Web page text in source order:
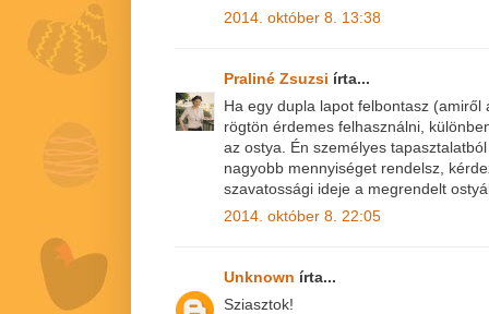
2014. október 8. 13:38
Praliné Zsuzsi írta...
Ha egy dupla lapot felbontasz
rögtön érdemes felhasználni,
az ostya. Én személyes
nagyobb mennyiséget rendelsz,
szavatossági ideje a megrendelt
2014. október 8. 22:05
Unknown írta...
Sziasztok!